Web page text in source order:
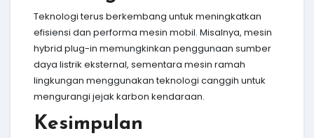
Teknologi terus berkembang untuk meningkatkan
efisiensi dan performa mesin mobil. Misalnya, mesin
hybrid plug-in memungkinkan penggunaan sumber
daya listrik eksternal, sementara mesin ramah
lingkungan menggunakan teknologi canggih untuk
mengurangi jejak karbon kendaraan.
Kesimpulan